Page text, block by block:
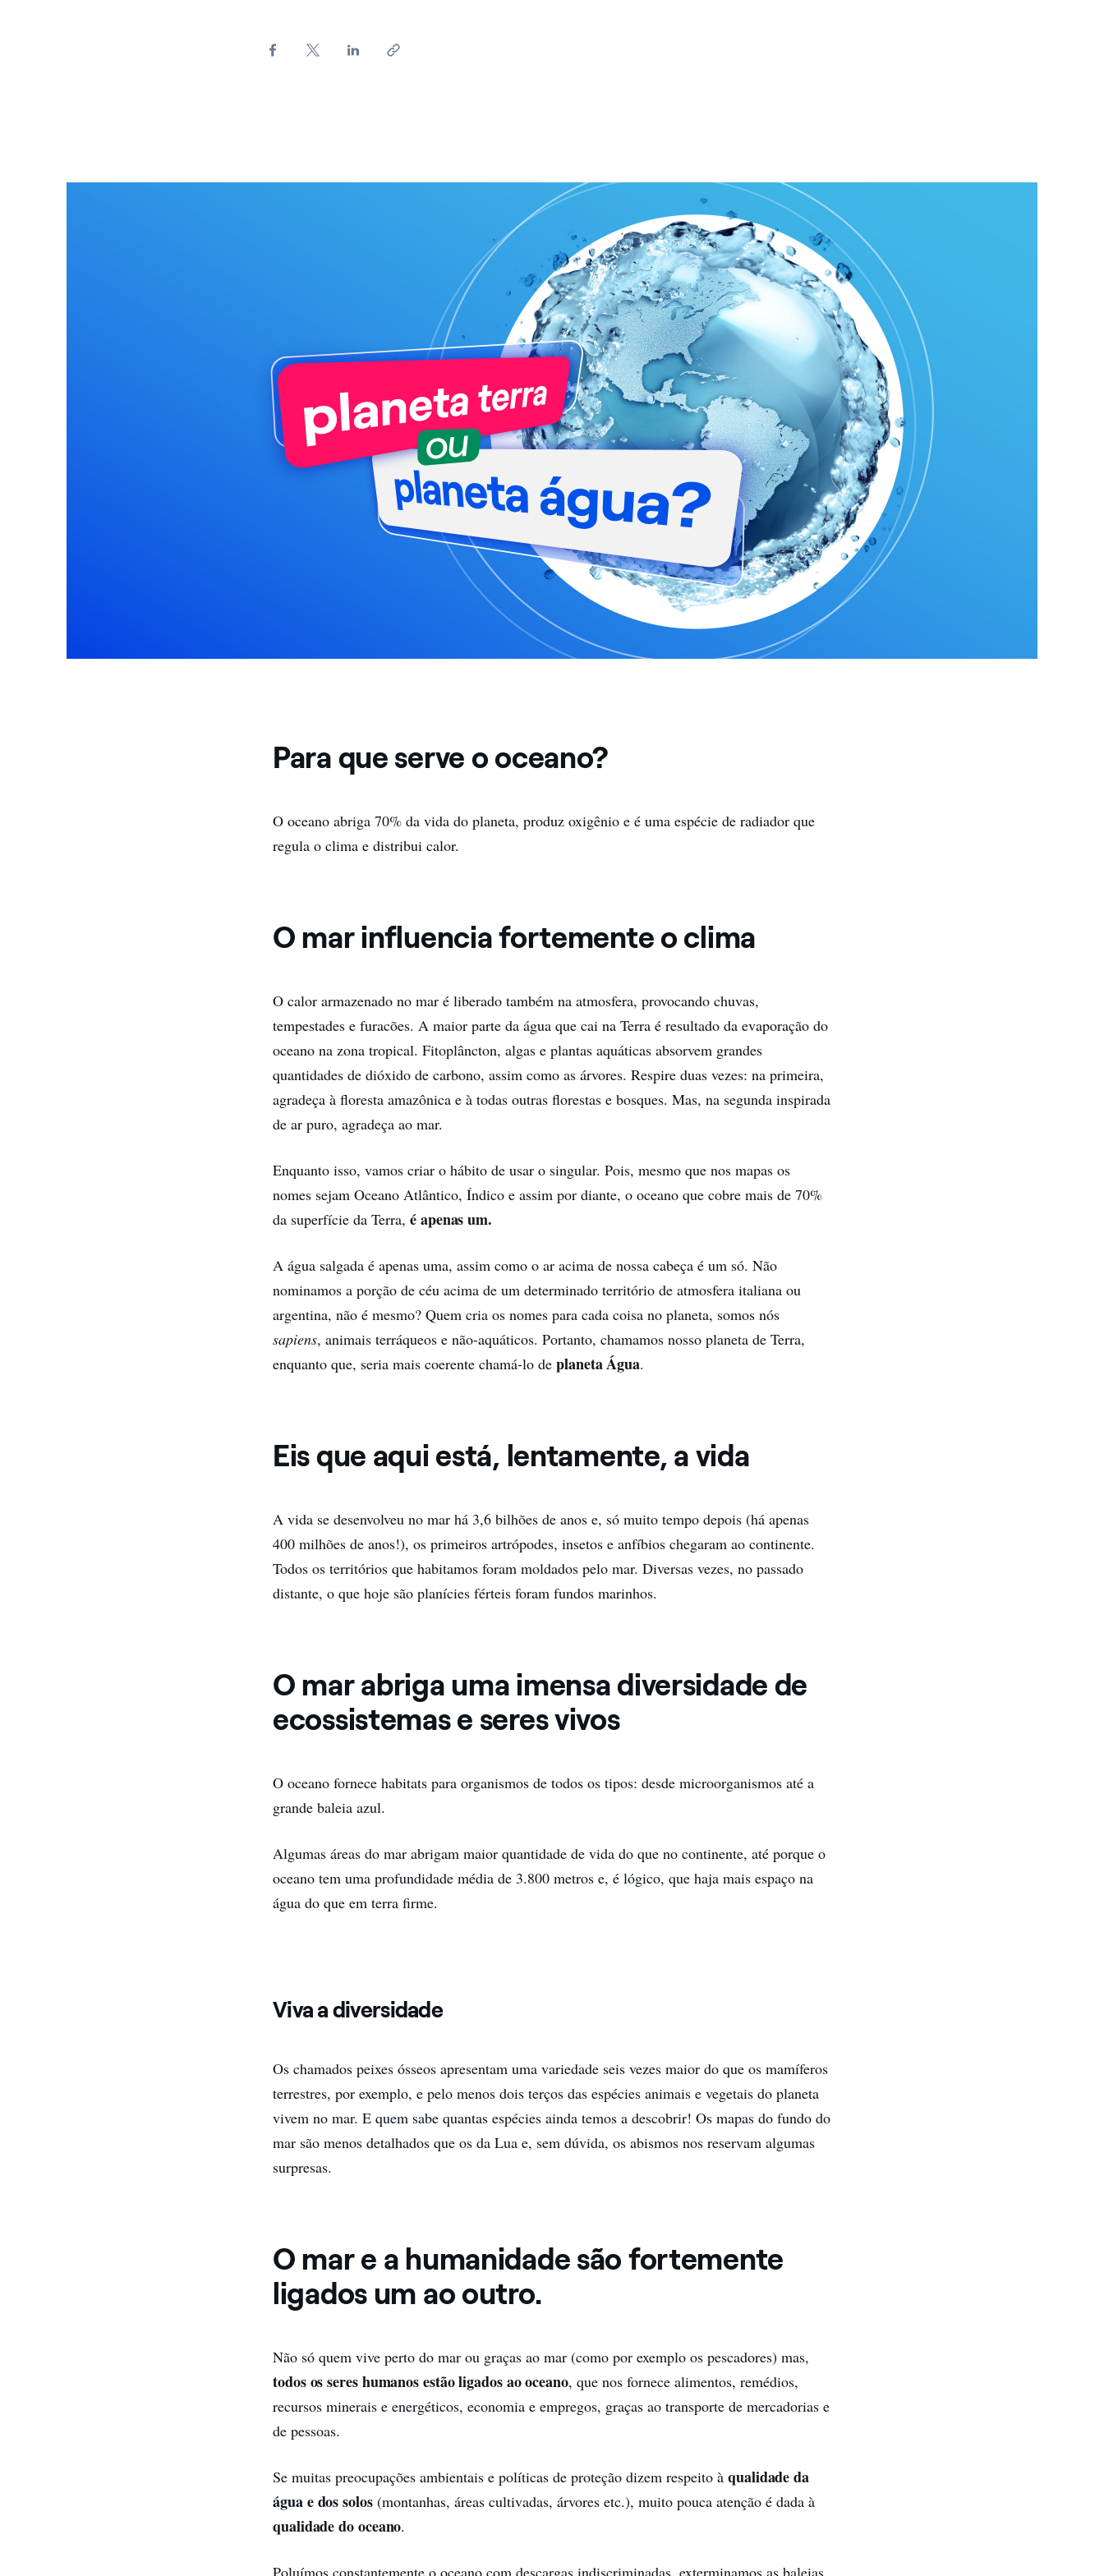
Para que serve o oceano?
O oceano abriga 70% da vida do planeta, produz oxigênio e é uma espécie de radiador que
regula o clima e distribui calor.
O mar influencia fortemente o clima
O calor armazenado no mar é liberado também na atmosfera, provocando chuvas,
tempestades e furacões. A maior parte da água que cai na Terra é resultado da evaporação do
oceano na zona tropical. Fitoplâncton, algas e plantas aquáticas absorvem grandes
quantidades de dióxido de carbono, assim como as árvores. Respire duas vezes: na primeira,
agradeça à floresta amazônica e à todas outras florestas e bosques. Mas, na segunda inspirada
de ar puro, agradeça ao mar.
Enquanto isso, vamos criar o hábito de usar o singular. Pois, mesmo que nos mapas os
nomes sejam Oceano Atlântico, Índico e assim por diante, o oceano que cobre mais de 70%
da superfície da Terra,é apenas um.
A água salgada é apenas uma, assim como o ar acima de nossa cabeça é um só. Não
nominamos a porção de céu acima de um determinado território de atmosfera italiana ou
argentina, não é mesmo? Quem cria os nomes para cada coisa no planeta, somos nós
sapiens, animais terráqueos e não-aquáticos. Portanto, chamamos nosso planeta de Terra,
enquanto que, seria mais coerente chamá-lo deplaneta Água.
Eis que aqui está, lentamente, a vida
A vida se desenvolveu no mar há 3,6 bilhões de anos e, só muito tempo depois (há apenas
400 milhões de anos!), os primeiros artrópodes, insetos e anfíbios chegaram ao continente.
Todos os territórios que habitamos foram moldados pelo mar. Diversas vezes, no passado
distante, o que hoje são planícies férteis foram fundos marinhos.
O mar abriga uma imensa diversidade de
ecossistemas e seres vivos
O oceano fornece habitats para organismos de todos os tipos: desde microorganismos até a
grande baleia azul.
Algumas áreas do mar abrigam maior quantidade de vida do que no continente, até porque o
oceano tem uma profundidade média de 3.800 metros e, é lógico, que haja mais espaço na
água do que em terra firme.
Viva a diversidade
Os chamados peixes ósseos apresentam uma variedade seis vezes maior do que os mamíferos
terrestres, por exemplo, e pelo menos dois terços das espécies animais e vegetais do planeta
vivem no mar. E quem sabe quantas espécies ainda temos a descobrir! Os mapas do fundo do
mar são menos detalhados que os da Lua e, sem dúvida, os abismos nos reservam algumas
surpresas.
O mar e a humanidade são fortemente
ligados um ao outro.
Não só quem vive perto do mar ou graças ao mar (como por exemplo os pescadores) mas,
todos os seres humanos estão ligados ao oceano, que nos fornece alimentos, remédios,
recursos minerais e energéticos, economia e empregos, graças ao transporte de mercadorias e
de pessoas.
Se muitas preocupações ambientais e políticas de proteção dizem respeito àqualidade da
água e dos solos(montanhas, áreas cultivadas, árvores etc.), muito pouca atenção é dada à
qualidade do oceano.
Poluímos constantemente o oceano com descargas indiscriminadas, exterminamos as baleias